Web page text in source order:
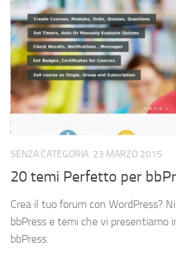
SENZA CATEGORIA 23 MARZO 2015
20 temi Perfetto per
Crea il tuo forum con WordPress?
bbPress e temi che vi presentiamo
bbPress.